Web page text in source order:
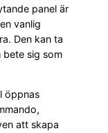
panel är
vanlig
Den kan ta
bete sig som
öppnas
att skapa